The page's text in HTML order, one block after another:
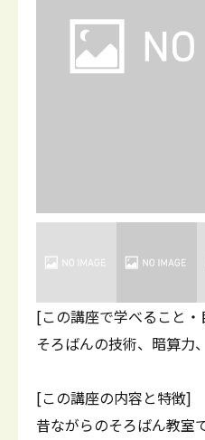
[この講座で学べること
そろばんの技術、暗算力
[この講座の内容と特徴]
昔ながらのそろばん教室